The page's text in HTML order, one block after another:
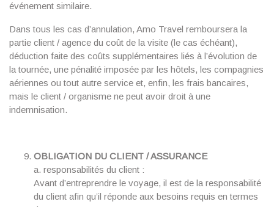
événement similaire.
Dans tous les cas d’annulation, Amo Travel remboursera la
partie client / agence du coût de la visite (le cas échéant),
déduction faite des coûts supplémentaires liés à l’évolution de
la tournée, une pénalité imposée par les hôtels, les compagnies
aériennes ou tout autre service et, enfin, les frais bancaires,
mais le client / organisme ne peut avoir droit à une
indemnisation.
OBLIGATION DU CLIENT / ASSURANCE
a. responsabilités du client :
Avant d’entreprendre le voyage, il est de la responsabilité
du client afin qu’il réponde aux besoins requis en termes